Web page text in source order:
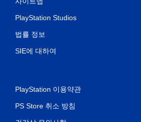
PlayStation Studios
법률 정보
SIE에 대하여
PlayStation 이용약관
PS Store 취소 방침